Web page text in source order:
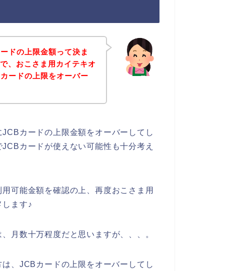
ドの上限金額って決ま
、おこさま用カイテキオ
ードの上限をオーバー
カードの上限金額をオーバーしてし
カードが使えない可能性も十分考え
可能金額を確認の上、再度おこさま用
ます♪
月数十万程度だと思いますが、、、。
、JCBカードの上限をオーバーしてし